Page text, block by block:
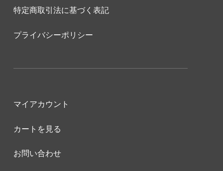
特定商取引法に基づく表記
プライバシーポリシー
マイアカウント
カートを見る
お問い合わせ